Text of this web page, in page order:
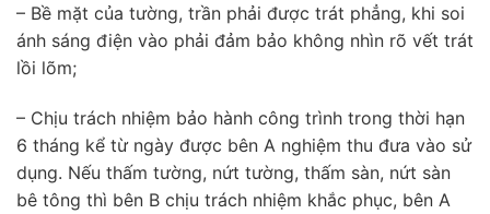
– Bề mặt của tường, trần phải được trát phẳng, khi soi
ánh sáng điện vào phải đảm bảo không nhìn rõ vết trát
lồi lõm;
– Chịu trách nhiệm bảo hành công trình trong thời hạn
6 tháng kể từ ngày được bên A nghiệm thu đưa vào sử
dụng. Nếu thấm tường, nứt tường, thấm sàn, nứt sàn
bê tông thì bên B chịu trách nhiệm khắc phục, bên A